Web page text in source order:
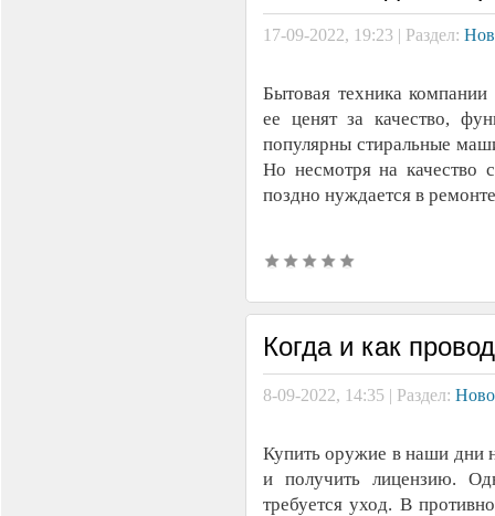
17-09-2022, 19:23 | Раздел:
Бытовая техника
ее ценят за качество,
популярны стиральные
Но несмотря на качество
поздно нуждается в
Когда и как
8-09-2022, 14:35 | Раздел:
Купить оружие в наши дни
и получить лицензию.
требуется уход. В